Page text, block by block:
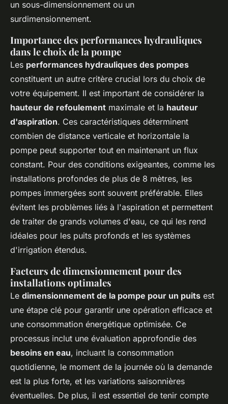
un sous-dimensionnement ou un
surdimensionnement.
Importance des performances hydrauliques
dans le choix de la pompe
Les performances hydrauliques des pompes
constituent un autre critère crucial lors du choix de
votre équipement. Il est important de considérer la
hauteur de refoulement maximale et la hauteur
d'aspiration. Ces caractéristiques déterminent
combien de distance verticale et horizontale la
pompe peut supporter tout en maintenant un flux
constant. Pour des conditions exigeantes, comme les
installations profondes de plus de 8 mètres, les
pompes immergées sont souvent préférable. Elles
évitent les problèmes liés à l'aspiration et permettent
de traiter de grands volumes d'eau, ce qui les rend
idéales pour les puits profonds et les systèmes
d'irrigation étendus.
Facteurs de dimensionnement pour des
installations optimales
Le dimensionnement de la pompe pour un puits est
une étape clé pour garantir une opération efficace et
une consommation énergétique optimisée. Ce
processus inclut une évaluation approfondie des
besoins en eau, incluant la consommation
quotidienne, le moment de la journée où la demande
est la plus forte, et les variations saisonnières
éventuelles. De plus, il est essentiel de tenir compte